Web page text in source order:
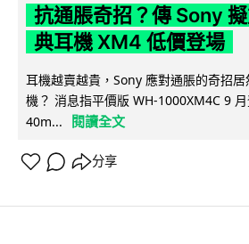
抗通脹奇招？傳 Sony
典耳機 XM4 低價登場
耳機越賣越貴，Sony 應對通脹的奇招
機？ 消息指平價版 WH-1000XM4C 9
40m...
閱讀全文
分享